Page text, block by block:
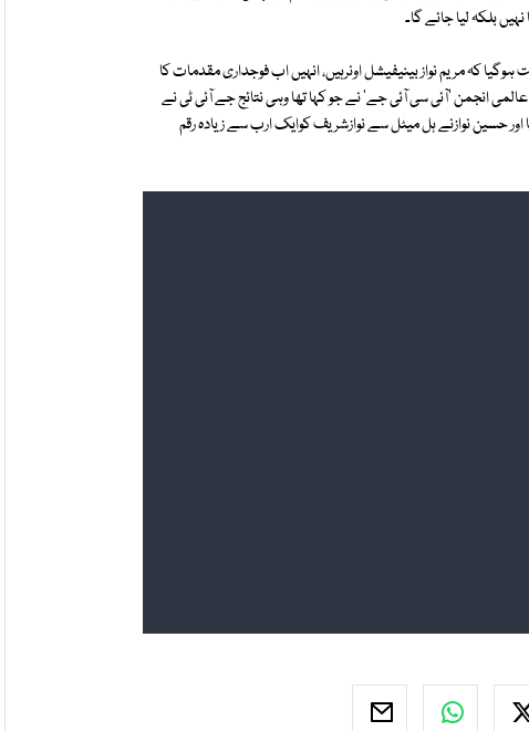
بلکہ لیا جائے گا۔
کہ مریم نواز بینیفیشل اونرہیں، انہیں اب فوجداری مقدمات کا
ہے، صحافیوں کی عالمی انجمن 'آئی سی آئی جے' نے جو کہا تھا وہی نتائج جے آئی ٹی نے
کیاگیا اور حسین نوازنے ہل میٹل سے نوازشریف کوایک ارب سے زیادہ رقم